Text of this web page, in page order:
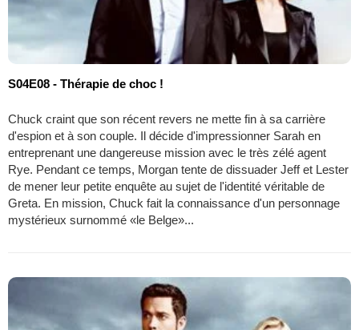
S04E08 - Thérapie de choc !
Chuck craint que son récent revers ne mette fin à sa carrière
d'espion et à son couple. Il décide d'impressionner Sarah en
entreprenant une dangereuse mission avec le très zélé agent
Rye. Pendant ce temps, Morgan tente de dissuader Jeff et Lester
de mener leur petite enquête au sujet de l'identité véritable de
Greta. En mission, Chuck fait la connaissance d'un personnage
mystérieux surnommé «le Belge»...